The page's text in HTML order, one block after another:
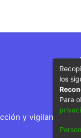
y vigilancia
los
Para